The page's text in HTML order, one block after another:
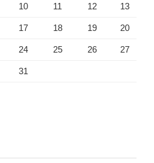
10 11 12 13
17 18 19 20
24 25 26 27
31